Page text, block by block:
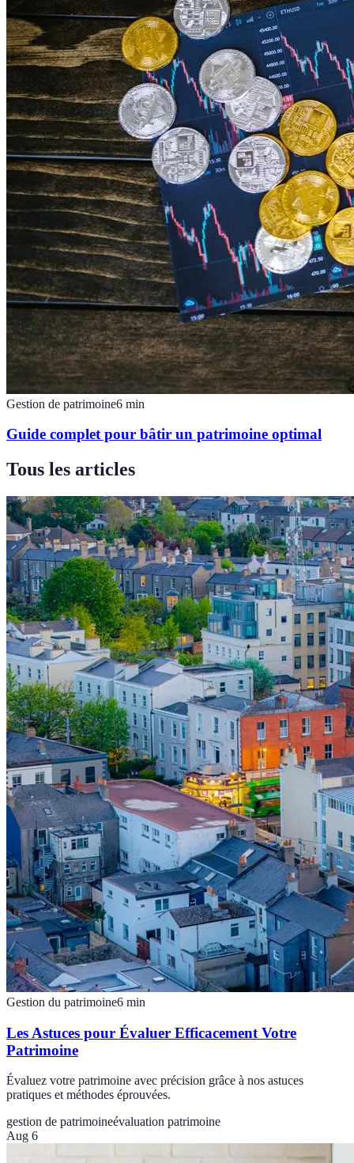
Gestion de patrimoine6 min
Guide complet pour bâtir un patrimoine optimal
Tous les articles
Gestion du patrimoine6 min
Les Astuces pour Évaluer Efficacement Votre
Patrimoine
Évaluez votre patrimoine avec précision grâce à nos astuces
pratiques et méthodes éprouvées.
gestion de patrimoineévaluation patrimoine
Aug 6